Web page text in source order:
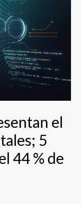
el
5
44 % de